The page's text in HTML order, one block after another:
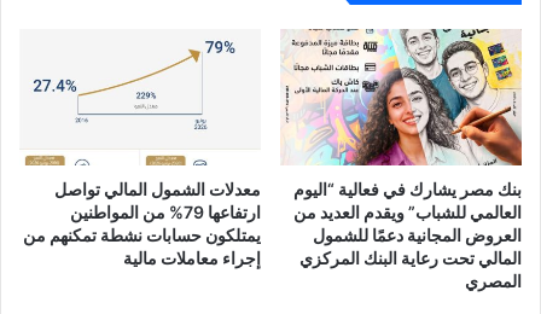
في
دعم
الاقتصاد
واحترافية
السياسة
النقدية
بنك مصر يشارك في فعالية “اليوم
العالمي للشباب” ويقدم العديد من
العروض المجانية دعمًا للشمول
المالي تحت رعاية البنك المركزي
المصري
معدلات الشمول المالي تواصل
ارتفاعها 79% من المواطنين
يمتلكون حسابات نشطة تمكنهم من
إجراء معاملات مالية